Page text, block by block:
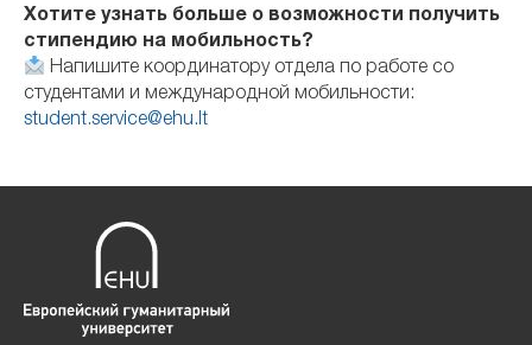
Хотите узнать больше о возможности получить
стипендию на мобильность?
Напишите координатору отдела по работе со
студентами и международной мобильности:
student.service@ehu.lt